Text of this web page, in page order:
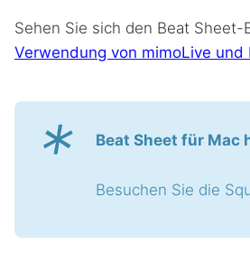
Sehen Sie sich den Beat
Verwendung von mimoLive und
* Beat Sheet für Mac
Besuchen Sie die